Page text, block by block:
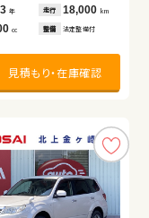
年 走行 18,000 km
cc 整備 法定整備付
見積もり・在庫確認
年 走行 43,400 km
cc 整備 法定整備付
見積もり・在庫確認
年 走行 54,500 km
cc 整備 なし
見積もり・在庫確認
年 走行 100km
cc 整備 なし
見積もり・在庫確認